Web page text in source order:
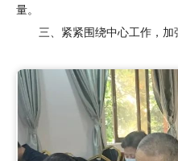
量。
三、紧紧围绕中心工作，